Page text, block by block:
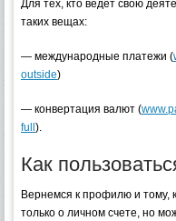
Для тех, кто ведет свою
таких вещах:
— международные платежи (
outside)
— конвертация валют (
full ).
Как
Вернемся к профилю и тому,
только о личном счете, но